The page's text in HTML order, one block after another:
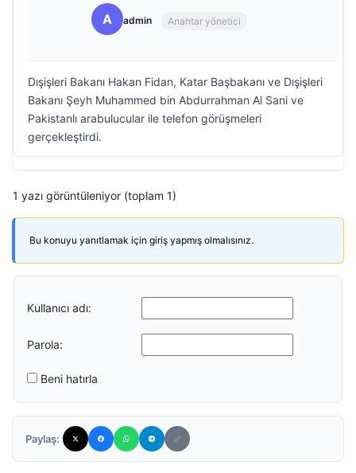
A admin Anahtar yönetici
Dışişleri Bakanı Hakan Fidan, Katar Başbakanı ve Dışişleri
Bakanı Şeyh Muhammed bin Abdurrahman Al Sani ve
Pakistanlı arabulucular ile telefon görüşmeleri
gerçekleştirdi.
1 yazı görüntüleniyor (toplam 1)
Bu konuyu yanıtlamak için giriş yapmış olmalısınız.
Kullanıcı adı:
Parola:
Beni hatırla
Paylaş: